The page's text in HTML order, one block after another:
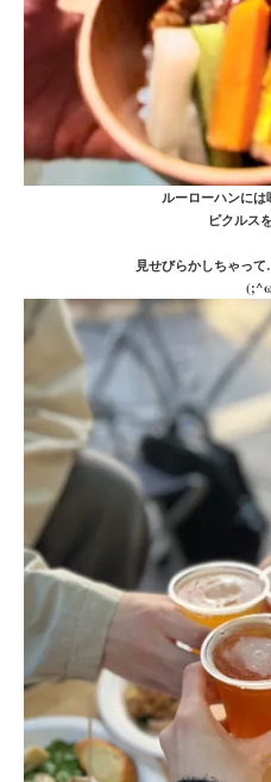
ルーローハンには
ピクルス
見せびらかしちゃっ